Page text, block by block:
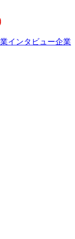
インタビュー企業